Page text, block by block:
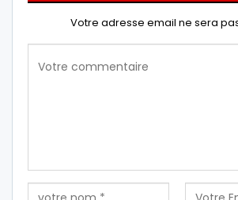
Votre adresse email ne sera